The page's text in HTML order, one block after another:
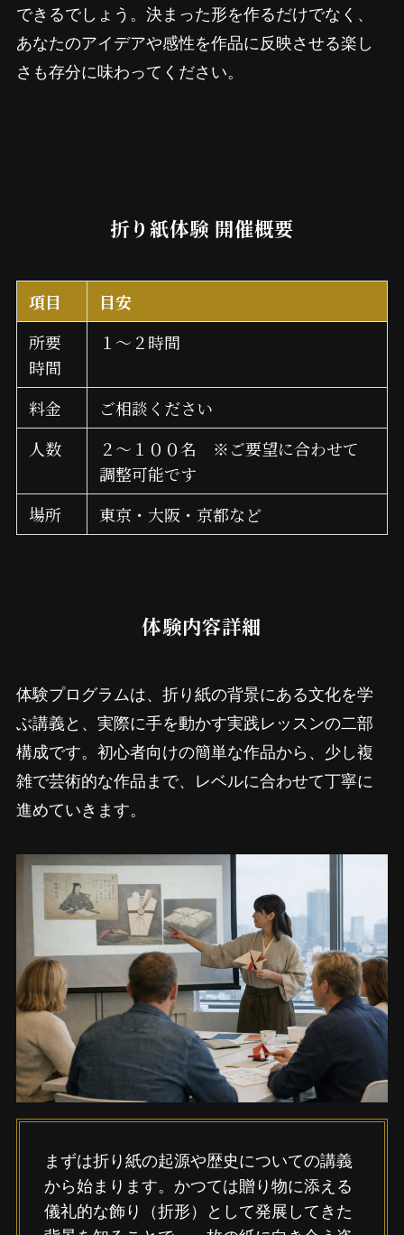
できるでしょう。決まった形を作るだけでなく、
あなたのアイデアや感性を作品に反映させる楽し
さも存分に味わってください。
折り紙体験 開催概要
項目
目安
所要
時間
１～２時間
料金
ご相談ください
人数
２～１００名 ※ご要望に合わせて
調整可能です
場所
東京・大阪・京都など
体験内容詳細
体験プログラムは、折り紙の背景にある文化を学
ぶ講義と、実際に手を動かす実践レッスンの二部
構成です。初心者向けの簡単な作品から、少し複
雑で芸術的な作品まで、レベルに合わせて丁寧に
進めていきます。
まずは折り紙の起源や歴史についての講義
から始まります。かつては贈り物に添える
儀礼的な飾り（折形）として発展してきた